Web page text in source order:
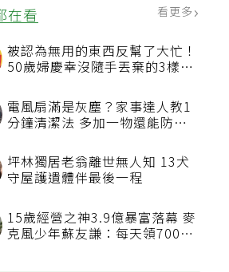
在看
被認為無用的東西反幫了大忙！
50歲婦慶幸沒隨手丟棄的3樣物
電風扇滿是灰塵？家事達人教1
汙附著
坪林獨居老翁離世無人知 13犬
15歲經營之神3.9億暴富落幕 麥